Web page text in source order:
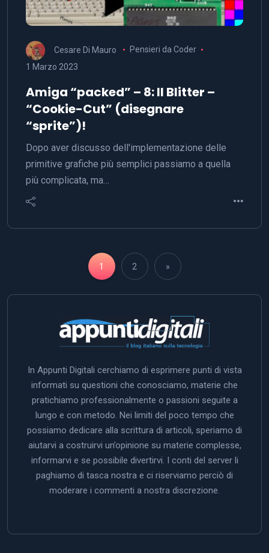
Cesare Di Mauro
Pensieri da Coder
1 Marzo 2023
Amiga “packed” – 8: Il Blitter –
“Cookie-Cut” (disegnare
“sprite”)!
Dopo aver discusso dell'implementazione delle
primitive grafiche più semplici passiamo a quella
più complicata, ma…
1 2 »
In Appunti Digitali cerchiamo di esprimere punti di vista
informati su questioni che conosciamo, materie che
pratichiamo professionalmente o passioni seguite a
lungo e con metodo. Nei limiti del poco tempo che
possiamo dedicare alla scrittura di articoli, speriamo di
aiutarvi a costruirvi un’opinione su materie complesse,
informarvi e se possibile divertirvi. I conti del server li
paghiamo di tasca nostra e ci riserviamo perciò di
moderare i commenti a nostra discrezione.